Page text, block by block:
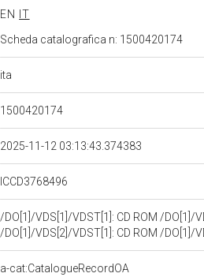
EN
IT
Scheda catalografica n: 1500420174
ita
1500420174
2025-11-12 03:13:43.374383
ICCD3768496
/DO[1]/VDS[1]/VDST[1]: CD ROM /DO[1]/
/DO[1]/VDS[2]/VDST[1]: CD ROM /DO[1]/
a-cat:CatalogueRecordOA